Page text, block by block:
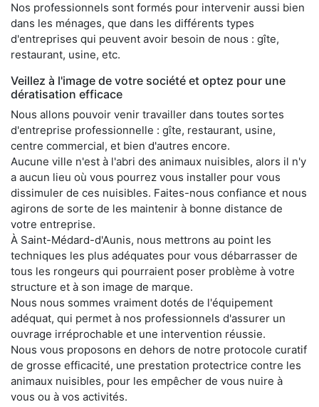
Nos professionnels sont formés pour intervenir aussi bien
dans les ménages, que dans les différents types
d'entreprises qui peuvent avoir besoin de nous : gîte,
restaurant, usine, etc.
Veillez à l'image de votre société et optez pour une
dératisation efficace
Nous allons pouvoir venir travailler dans toutes sortes
d'entreprise professionnelle : gîte, restaurant, usine,
centre commercial, et bien d'autres encore.
Aucune ville n'est à l'abri des animaux nuisibles, alors il n'y
a aucun lieu où vous pourrez vous installer pour vous
dissimuler de ces nuisibles. Faites-nous confiance et nous
agirons de sorte de les maintenir à bonne distance de
votre entreprise.
À Saint-Médard-d'Aunis, nous mettrons au point les
techniques les plus adéquates pour vous débarrasser de
tous les rongeurs qui pourraient poser problème à votre
structure et à son image de marque.
Nous nous sommes vraiment dotés de l'équipement
adéquat, qui permet à nos professionnels d'assurer un
ouvrage irréprochable et une intervention réussie.
Nous vous proposons en dehors de notre protocole curatif
de grosse efficacité, une prestation protectrice contre les
animaux nuisibles, pour les empêcher de vous nuire à
vous ou à vos activités.